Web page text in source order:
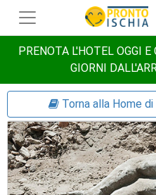
PRENOTA L'HOTEL OGGI
GIORNI
Torna alla Home di